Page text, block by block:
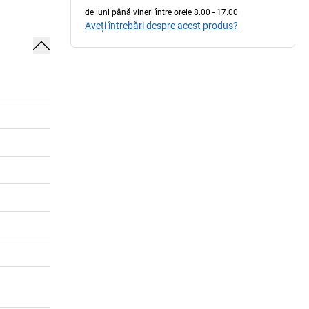
de luni până vineri între orele 8.00 - 17.00
Aveți întrebări despre acest produs?